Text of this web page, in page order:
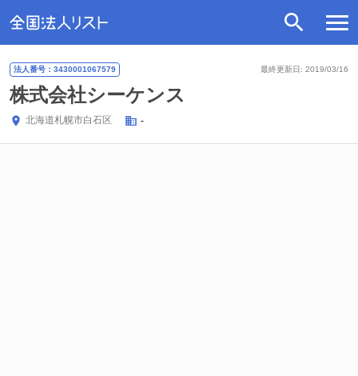
最終更新日: 2019/03/16
法人番号：3430001067579
株式会社シーケンス
北海道札幌市白石区 -